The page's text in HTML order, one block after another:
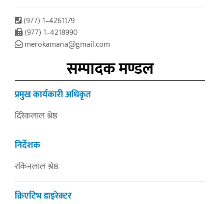
(977) 1–4261179
(977) 1–4218990
merokamana@gmail.com
सम्पादक मण्डल
प्रमुख कार्यकारी अधिकृत
दिरेकलाल श्रेष्ठ
निर्देशक
रकिनलाल श्रेष्ठ
क्रिएटिभ डाइरेक्टर